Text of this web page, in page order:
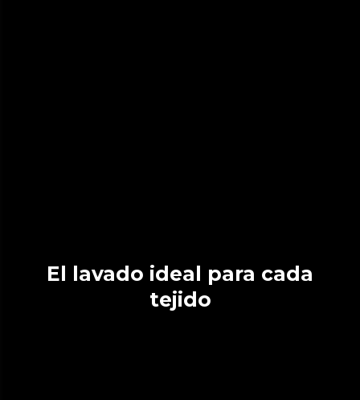
El lavado ideal para cada
tejido